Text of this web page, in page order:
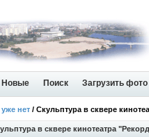
Новые Поиск Загрузить фото
нет / Скульптура в сквере
в сквере кинотеатра